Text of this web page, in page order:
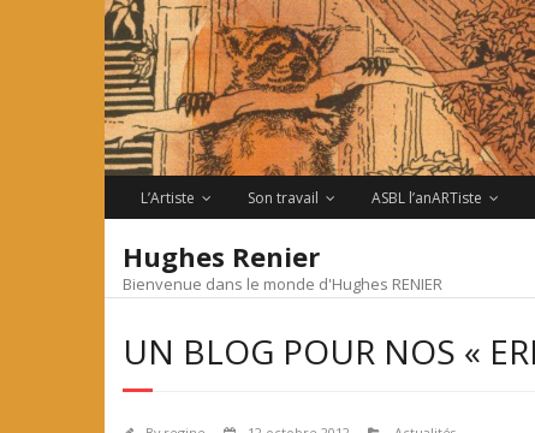
Skip
to
content
L’Artiste Son travail ASBL l’anARTiste
Hughes Renier
Bienvenue dans le monde d'Hughes RENIER
UN BLOG POUR NOS «